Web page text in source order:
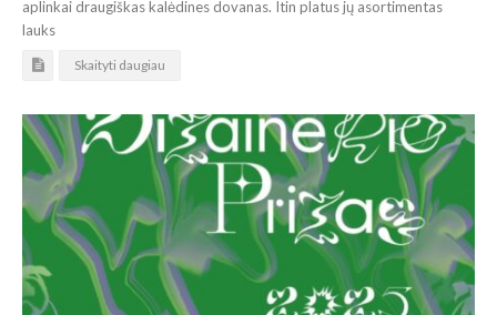
aplinkai draugiškas kalėdines dovanas. Itin platus jų asortimentas
lauks
Skaityti daugiau